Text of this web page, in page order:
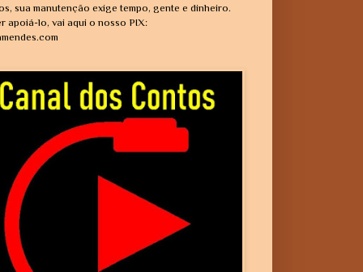
sua manutenção exige tempo, gente e dinheiro.
apoiá-lo, vai aqui o nosso PIX: